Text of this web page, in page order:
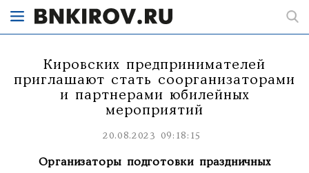
Кировских предпринимателей
приглашают стать соорганизаторами
и партнерами юбилейных
мероприятий
20.08.2023 09:18:15
Организаторы подготовки праздничных